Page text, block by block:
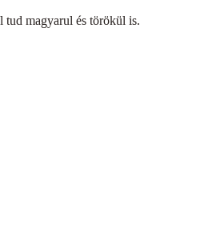
tud magyarul és törökül is.